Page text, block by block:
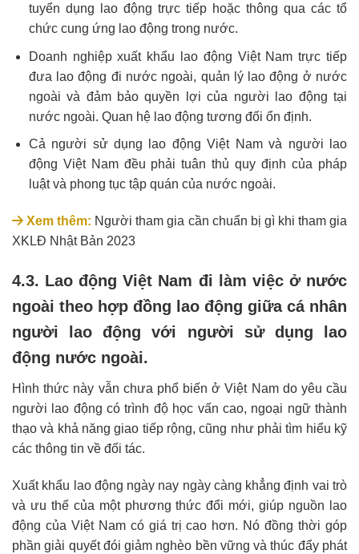
tuyển dụng lao động trực tiếp hoặc thông qua các tổ
chức cung ứng lao động trong nước.
Doanh nghiệp xuất khẩu lao động Việt Nam trực tiếp
đưa lao động đi nước ngoài, quản lý lao động ở nước
ngoài và đảm bảo quyền lợi của người lao động tại
nước ngoài. Quan hệ lao động tương đối ổn định.
Cả người sử dụng lao động Việt Nam và người lao
động Việt Nam đều phải tuân thủ quy định của pháp
luật và phong tục tập quán của nước ngoài.
Xem thêm: Người tham gia cần chuẩn bị gì khi tham gia
XKLĐ Nhật Bản 2023
4.3. Lao động Việt Nam đi làm việc ở nước
ngoài theo hợp đồng lao động giữa cá nhân
người lao động với người sử dụng lao
động nước ngoài.
Hình thức này vẫn chưa phổ biến ở Việt Nam do yêu cầu
người lao động có trình độ học vấn cao, ngoại ngữ thành
thạo và khả năng giao tiếp rộng, cũng như phải tìm hiểu kỹ
các thông tin về đối tác.
Xuất khẩu lao động ngày nay ngày càng khẳng định vai trò
và ưu thế của một phương thức đổi mới, giúp nguồn lao
động của Việt Nam có giá trị cao hơn. Nó đồng thời góp
phần giải quyết đói giảm nghèo bền vững và thúc đẩy phát